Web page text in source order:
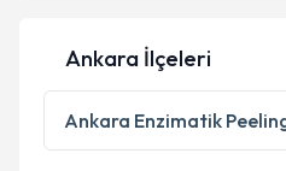
Kişisel verilerimin
Metni
'ni okudum ve
kapsamda işlenmesini
Ankara İlçeleri
Ankara Enzimatik